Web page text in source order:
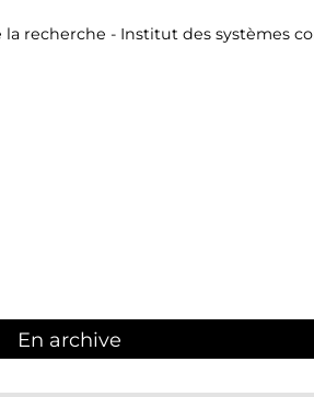
la recherche - Institut des systèmes
En archive